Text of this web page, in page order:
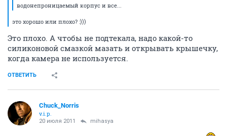
водонепроницаемый корпус и все...
это хорошо или плохо? :)))
Это плохо. А чтобы не подтекала, надо какой-то
силиконовой смазкой мазать и открывать крышечку,
когда камера не используется.
ОТВЕТИТЬ
Chuck_Norris
v.i.p.
20 июля 2011 mihasya